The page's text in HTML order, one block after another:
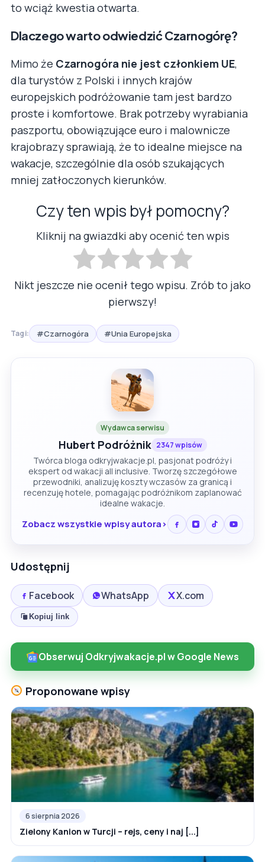
to wciąż kwestia otwarta.
Dlaczego warto odwiedzić Czarnogórę?
Mimo że Czarnogóra nie jest członkiem UE,
dla turystów z Polski i innych krajów
europejskich podróżowanie tam jest bardzo
proste i komfortowe. Brak potrzeby wyrabiania
paszportu, obowiązujące euro i malownicze
krajobrazy sprawiają, że to idealne miejsce na
wakacje, szczególnie dla osób szukających
mniej zatłoczonych kierunków.
Czy ten wpis był pomocny?
Kliknij na gwiazdki aby ocenić ten wpis
Nikt jeszcze nie ocenił tego wpisu. Zrób to jako
pierwszy!
Tagi: #Czarnogóra #Unia Europejska
Wydawca serwisu
Hubert Podróżnik 2347 wpisów
Twórca bloga odkryjwakacje.pl, pasjonat podróży i
ekspert od wakacji all inclusive. Tworzę szczegółowe
przewodniki, analizuję koszty wczasów za granicą i
recenzuję hotele, pomagając podróżnikom zaplanować
idealne wakacje.
Zobacz wszystkie wpisy autora
Udostępnij
Facebook WhatsApp X.com
Kopiuj link
Obserwuj Odkryjwakacje.pl w Google News
Proponowane wpisy
6 sierpnia 2026
Zielony Kanion w Turcji – rejs, ceny i naj [...]